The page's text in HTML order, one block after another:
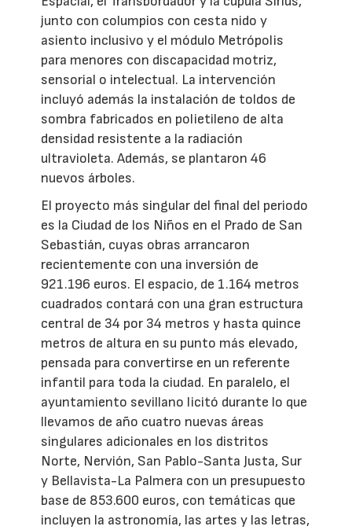
junto con columpios con cesta nido y
asiento inclusivo y el módulo Metrópolis
para menores con discapacidad motriz,
sensorial o intelectual. La intervención
incluyó además la instalación de toldos de
sombra fabricados en polietileno de alta
densidad resistente a la radiación
ultravioleta. Además, se plantaron 46
nuevos árboles.
El proyecto más singular del final del periodo
es la Ciudad de los Niños en el Prado de San
Sebastián, cuyas obras arrancaron
recientemente con una inversión de
921.196 euros. El espacio, de 1.164 metros
cuadrados contará con una gran estructura
central de 34 por 34 metros y hasta quince
metros de altura en su punto más elevado,
pensada para convertirse en un referente
infantil para toda la ciudad. En paralelo, el
ayuntamiento sevillano licitó durante lo que
llevamos de año cuatro nuevas áreas
singulares adicionales en los distritos
Norte, Nervión, San Pablo-Santa Justa, Sur
y Bellavista-La Palmera con un presupuesto
base de 853.600 euros, con temáticas que
incluyen la astronomía, las artes y las letras,